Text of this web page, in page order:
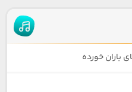
باران خورده